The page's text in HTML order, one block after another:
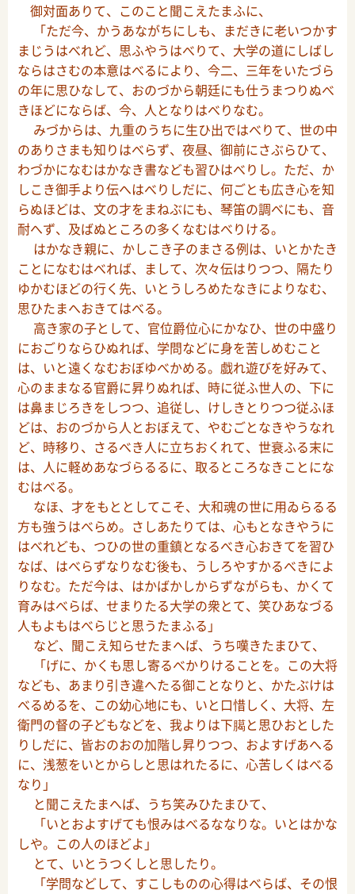
御対面ありて、このこと聞こえたまふに、
「ただ今、かうあながちにしも、まだきに老いつかす
まじうはべれど、思ふやうはべりて、大学の道にしばし
ならはさむの本意はべるにより、今二、三年をいたづら
の年に思ひなして、おのづから朝廷にも仕うまつりぬべ
きほどにならば、今、人となりはべりなむ。
みづからは、九重のうちに生ひ出ではべりて、世の中
のありさまも知りはべらず、夜昼、御前にさぶらひて、
わづかになむはかなき書なども習ひはべりし。ただ、か
しこき御手より伝へはべりしだに、何ごとも広き心を知
らぬほどは、文の才をまねぶにも、琴笛の調べにも、音
耐へず、及ばぬところの多くなむはべりける。
はかなき親に、かしこき子のまさる例は、いとかたき
ことになむはべれば、まして、次々伝はりつつ、隔たり
ゆかむほどの行く先、いとうしろめたなきによりなむ、
思ひたまへおきてはべる。
高き家の子として、官位爵位心にかなひ、世の中盛り
におごりならひぬれば、学問などに身を苦しめむこと
は、いと遠くなむおぼゆべかめる。戯れ遊びを好みて、
心のままなる官爵に昇りぬれば、時に従ふ世人の、下に
は鼻まじろきをしつつ、追従し、けしきとりつつ従ふほ
どは、おのづから人とおぼえて、やむごとなきやうなれ
ど、時移り、さるべき人に立ちおくれて、世衰ふる末に
は、人に軽めあなづらるるに、取るところなきことにな
むはべる。
なほ、才をもととしてこそ、大和魂の世に用ゐらるる
方も強うはべらめ。さしあたりては、心もとなきやうに
はべれども、つひの世の重鎮となるべき心おきてを習ひ
なば、はべらずなりなむ後も、うしろやすかるべきによ
りなむ。ただ今は、はかばかしからずながらも、かくて
育みはべらば、せまりたる大学の衆とて、笑ひあなづる
人もよもはべらじと思うたまふる」
など、聞こえ知らせたまへば、うち嘆きたまひて、
「げに、かくも思し寄るべかりけることを。この大将
なども、あまり引き違へたる御ことなりと、かたぶけは
べるめるを、この幼心地にも、いと口惜しく、大将、左
衛門の督の子どもなどを、我よりは下臈と思ひおとした
りしだに、皆おのおの加階し昇りつつ、およすげあへる
に、浅葱をいとからしと思はれたるに、心苦しくはべる
なり」
と聞こえたまへば、うち笑みひたまひて、
「いとおよすげても恨みはべるななりな。いとはかな
しや。この人のほどよ」
とて、いとうつくしと思したり。
「学問などして、すこしものの心得はべらば、その恨